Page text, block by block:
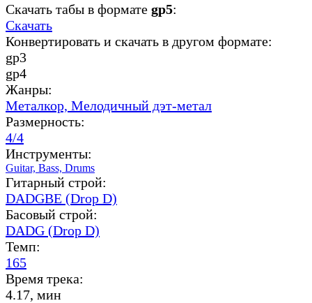
Скачать табы в формате gp5:
Скачать
Конвертировать и скачать в другом формате:
gp3
gp4
Жанры:
Металкор, Мелодичный дэт-метал
Размерность:
4/4
Инструменты:
Guitar, Bass, Drums
Гитарный строй:
DADGBE (Drop D)
Басовый строй:
DADG (Drop D)
Темп:
165
Время трека:
4.17, мин